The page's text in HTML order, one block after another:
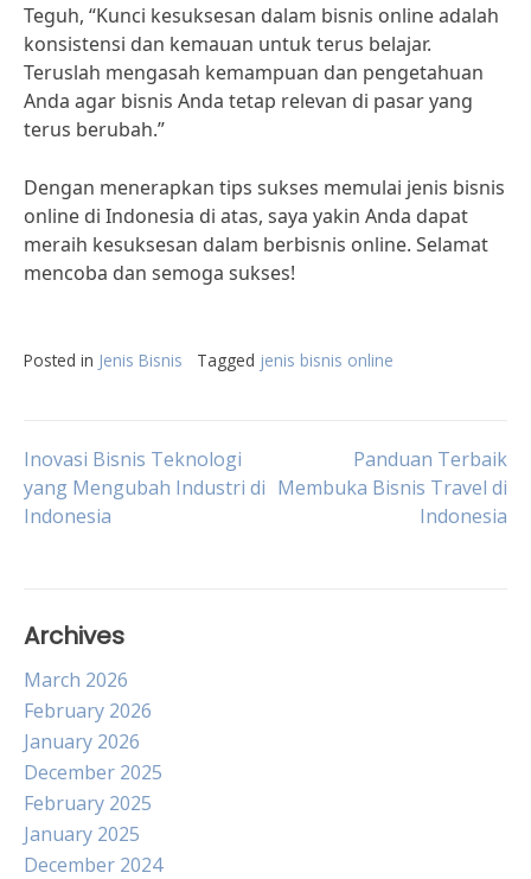
Teguh, “Kunci kesuksesan dalam bisnis online adalah
konsistensi dan kemauan untuk terus belajar.
Teruslah mengasah kemampuan dan pengetahuan
Anda agar bisnis Anda tetap relevan di pasar yang
terus berubah.”
Dengan menerapkan tips sukses memulai jenis bisnis
online di Indonesia di atas, saya yakin Anda dapat
meraih kesuksesan dalam berbisnis online. Selamat
mencoba dan semoga sukses!
Posted in Jenis Bisnis Tagged jenis bisnis online
Post
navigation
Inovasi Bisnis Teknologi
yang Mengubah Industri di
Indonesia
Panduan Terbaik
Membuka Bisnis Travel di
Indonesia
Archives
March 2026
February 2026
January 2026
December 2025
February 2025
January 2025
December 2024